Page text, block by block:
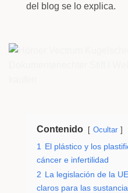
del blog se lo explica.
Contenido Ocultar
1
El plástico y los
cáncer e infertilidad
2 La legislación de la
claros para las